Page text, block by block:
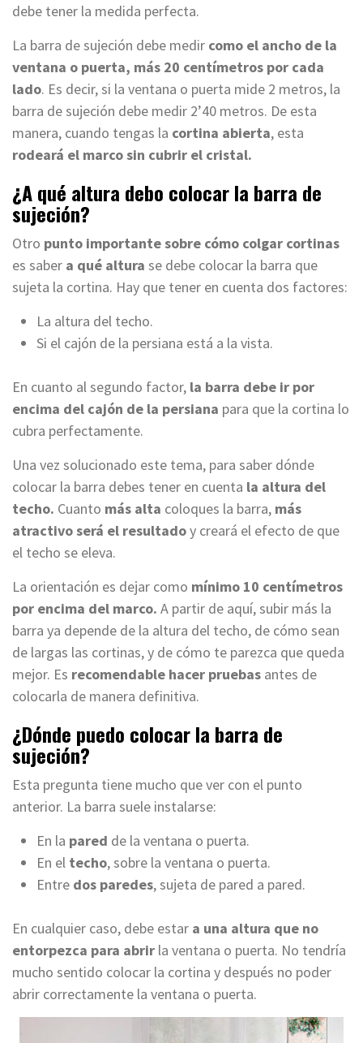
debe tener la medida perfecta.
La barra de sujeción debe medir como el ancho de la
ventana o puerta, más 20 centímetros por cada
lado. Es decir, si la ventana o puerta mide 2 metros, la
barra de sujeción debe medir 2’40 metros. De esta
manera, cuando tengas la cortina abierta, esta
rodeará el marco sin cubrir el cristal.
¿A qué altura debo colocar la barra de
sujeción?
Otro punto importante sobre cómo colgar cortinas
es saber a qué altura se debe colocar la barra que
sujeta la cortina. Hay que tener en cuenta dos factores:
La altura del techo.
Si el cajón de la persiana está a la vista.
En cuanto al segundo factor, la barra debe ir por
encima del cajón de la persiana para que la cortina lo
cubra perfectamente.
Una vez solucionado este tema, para saber dónde
colocar la barra debes tener en cuenta la altura del
techo. Cuanto más alta coloques la barra, más
atractivo será el resultadoy creará el efecto de que
el techo se eleva.
La orientación es dejar como mínimo 10 centímetros
por encima del marco. A partir de aquí, subir más la
barra ya depende de la altura del techo, de cómo sean
de largas las cortinas, y de cómo te parezca que queda
mejor. Es recomendable hacer pruebas antes de
colocarla de manera definitiva.
¿Dónde puedo colocar la barra de
sujeción?
Esta pregunta tiene mucho que ver con el punto
anterior. La barra suele instalarse:
En la pared de la ventana o puerta.
En el techo, sobre la ventana o puerta.
Entre dos paredes, sujeta de pared a pared.
En cualquier caso, debe estar a una altura que no
entorpezca para abrir la ventana o puerta. No tendría
mucho sentido colocar la cortina y después no poder
abrir correctamente la ventana o puerta.